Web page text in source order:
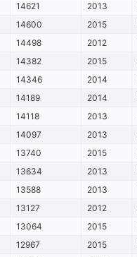
14621 2013
14600 2015
14498 2012
14382 2015
14346 2014
14189 2014
14118 2013
14097 2013
13740 2015
13634 2013
13588 2013
13127 2012
13064 2015
12967 2015